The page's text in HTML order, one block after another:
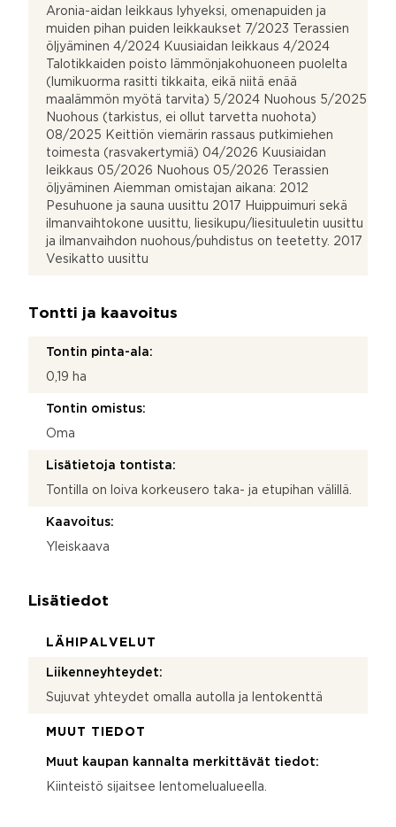
Aronia-aidan leikkaus lyhyeksi, omenapuiden ja
muiden pihan puiden leikkaukset 7/2023 Terassien
öljyäminen 4/2024 Kuusiaidan leikkaus 4/2024
Talotikkaiden poisto lämmönjakohuoneen puolelta
(lumikuorma rasitti tikkaita, eikä niitä enää
maalämmön myötä tarvita) 5/2024 Nuohous 5/2025
Nuohous (tarkistus, ei ollut tarvetta nuohota)
08/2025 Keittiön viemärin rassaus putkimiehen
toimesta (rasvakertymiä) 04/2026 Kuusiaidan
leikkaus 05/2026 Nuohous 05/2026 Terassien
öljyäminen Aiemman omistajan aikana: 2012
Pesuhuone ja sauna uusittu 2017 Huippuimuri sekä
ilmanvaihtokone uusittu, liesikupu/liesituuletin uusittu
ja ilmanvaihdon nuohous/puhdistus on teetetty. 2017
Vesikatto uusittu
Tontti ja kaavoitus
Tontin pinta-ala:
0,19 ha
Tontin omistus:
Oma
Lisätietoja tontista:
Tontilla on loiva korkeusero taka- ja etupihan välillä.
Kaavoitus:
Yleiskaava
Lisätiedot
LÄHIPALVELUT
Liikenneyhteydet:
Sujuvat yhteydet omalla autolla ja lentokenttä
MUUT TIEDOT
Muut kaupan kannalta merkittävät tiedot:
Kiinteistö sijaitsee lentomelualueella.